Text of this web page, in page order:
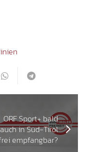
ORF Sport+ bald
auch in Süd-Tirol
empfangbar?